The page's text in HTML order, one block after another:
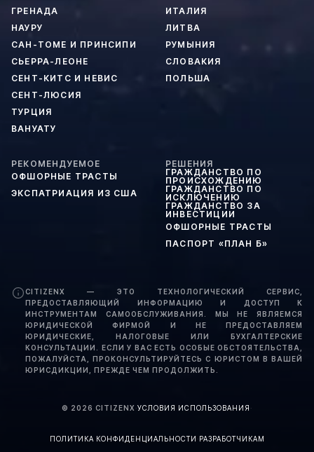
ГРЕНАДА
НАУРУ
САН-ТОМЕ И ПРИНСИПИ
СЬЕРРА-ЛЕОНЕ
СЕНТ-КИТС И НЕВИС
СЕНТ-ЛЮСИЯ
ТУРЦИЯ
ВАНУАТУ
ИТАЛИЯ
ЛИТВА
РУМЫНИЯ
СЛОВАКИЯ
ПОЛЬША
РЕКОМЕНДУЕМОЕ
ОФШОРНЫЕ ТРАСТЫ
ЭКСПАТРИАЦИЯ ИЗ США
РЕШЕНИЯ
ГРАЖДАНСТВО ПО
ПРОИСХОЖДЕНИЮ
ГРАЖДАНСТВО ПО
ИСКЛЮЧЕНИЮ
ГРАЖДАНСТВО ЗА
ИНВЕСТИЦИИ
ОФШОРНЫЕ ТРАСТЫ
ПАСПОРТ «ПЛАН Б»
CITIZENX — ЭТО ТЕХНОЛОГИЧЕСКИЙ СЕРВИС,
ПРЕДОСТАВЛЯЮЩИЙ ИНФОРМАЦИЮ И ДОСТУП К
ИНСТРУМЕНТАМ САМООБСЛУЖИВАНИЯ. МЫ НЕ ЯВЛЯЕМСЯ
ЮРИДИЧЕСКОЙ ФИРМОЙ И НЕ ПРЕДОСТАВЛЯЕМ
ЮРИДИЧЕСКИЕ, НАЛОГОВЫЕ ИЛИ БУХГАЛТЕРСКИЕ
КОНСУЛЬТАЦИИ. ЕСЛИ У ВАС ЕСТЬ ОСОБЫЕ ОБСТОЯТЕЛЬСТВА,
ПОЖАЛУЙСТА, ПРОКОНСУЛЬТИРУЙТЕСЬ С ЮРИСТОМ В ВАШЕЙ
ЮРИСДИКЦИИ, ПРЕЖДЕ ЧЕМ ПРОДОЛЖИТЬ.
© 2026 CITIZENX ·УСЛОВИЯ ИСПОЛЬЗОВАНИЯ ·
ПОЛИТИКА КОНФИДЕНЦИАЛЬНОСТИ ·РАЗРАБОТЧИКАМ